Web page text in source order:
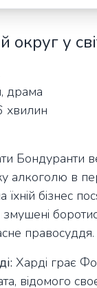
округ у
драма
хвилин
Бондуранти
алкоголю в
їхній бізнес
правосуддя.
Харді грає
відомого